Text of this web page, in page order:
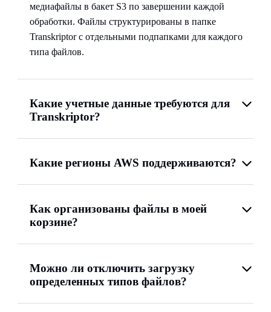
медиафайлы в бакет S3 по завершении каждой
обработки. Файлы структурированы в папке
Transkriptor с отдельными подпапками для каждого
типа файлов.
Какие учетные данные требуются для
Transkriptor?
Какие регионы AWS поддерживаются?
Как организованы файлы в моей
корзине?
Можно ли отключить загрузку
определенных типов файлов?